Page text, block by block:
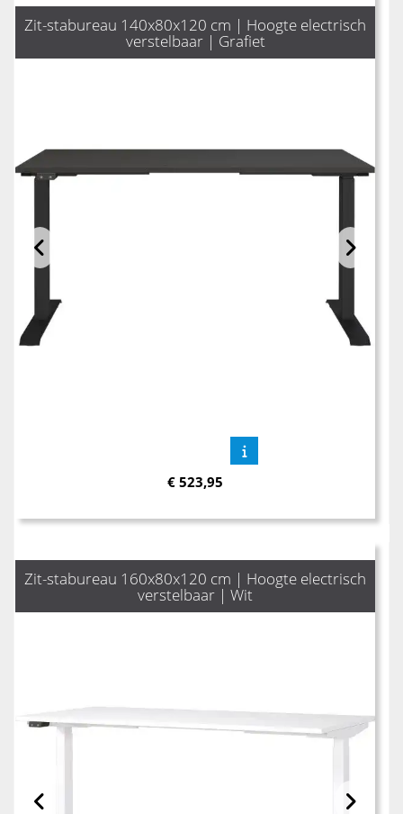
Zit-stabureau 140x80x120 cm | Hoogte electrisch
verstelbaar | Grafiet
€ 523,95
Zit-stabureau 160x80x120 cm | Hoogte electrisch
verstelbaar | Wit